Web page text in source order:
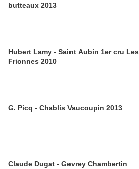
butteaux 2013
Hubert Lamy - Saint Aubin 1er cru Les
Frionnes 2010
G. Picq - Chablis Vaucoupin 2013
Claude Dugat - Gevrey Chambertin